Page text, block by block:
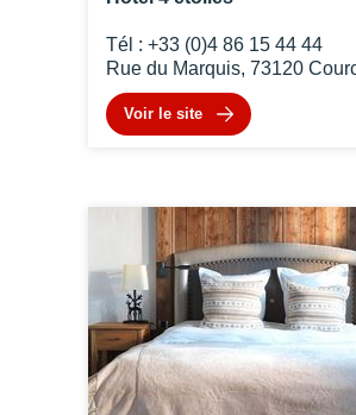
Tél : +33 (0)4 86 15 44 44
Rue du Marquis, 73120
Voir le site